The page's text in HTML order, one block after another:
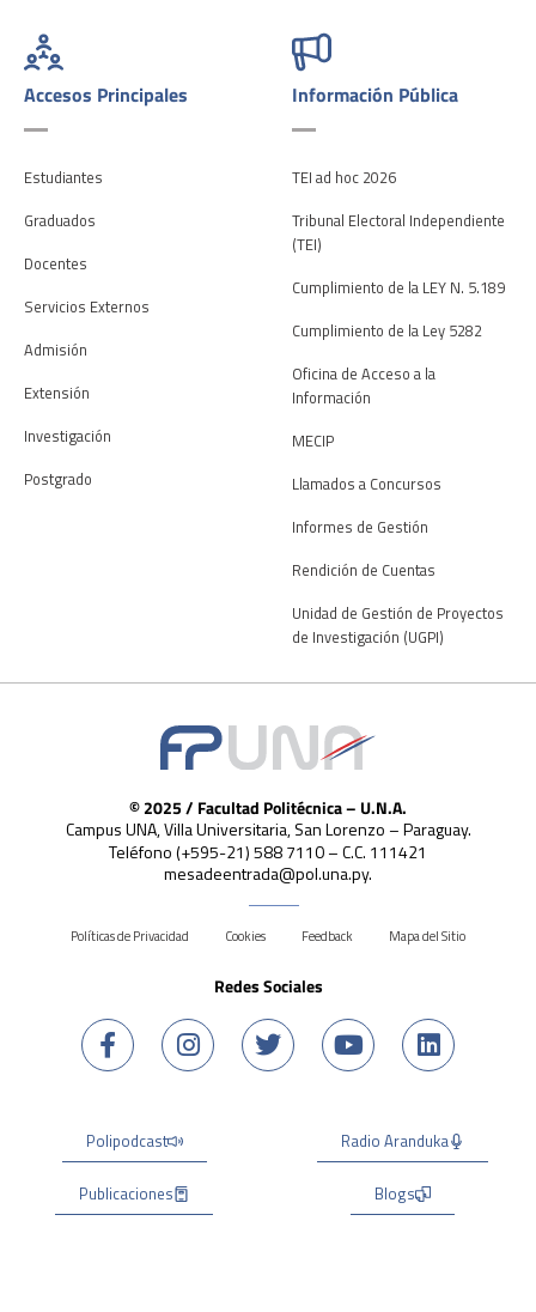
Accesos Principales
Estudiantes
Graduados
Docentes
Servicios Externos
Admisión
Extensión
Investigación
Postgrado
Información Pública
TEI ad hoc 2026
Tribunal Electoral Independiente
(TEI)
Cumplimiento de la LEY N. 5.189
Cumplimiento de la Ley 5282
Oficina de Acceso a la
Información
MECIP
Llamados a Concursos
Informes de Gestión
Rendición de Cuentas
Unidad de Gestión de Proyectos
de Investigación (UGPI)
© 2025 / Facultad Politécnica – U.N.A.
Campus UNA, Villa Universitaria, San Lorenzo – Paraguay.
Teléfono (+595-21) 588 7110 – C.C. 111421
mesadeentrada@pol.una.py.
Políticas de Privacidad Cookies Feedback Mapa del Sitio
Redes Sociales
Polipodcast
Publicaciones
Radio Aranduka
Blogs